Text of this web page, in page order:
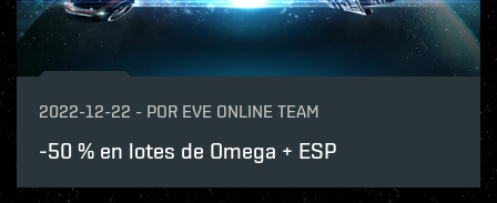
2022-12-22 - POR EVE ONLINE TEAM
-50 % en lotes de Omega + ESP